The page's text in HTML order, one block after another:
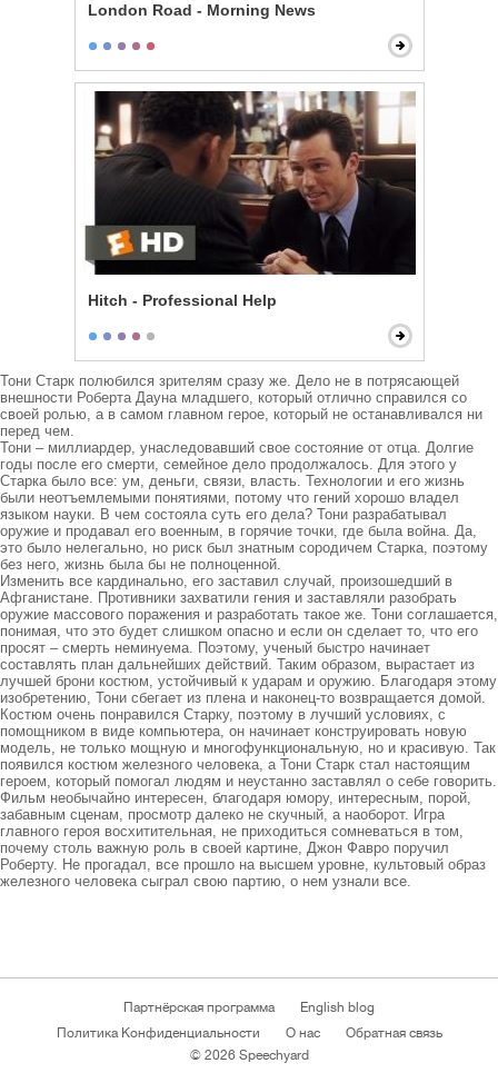
London Road - Morning News
Hitch - Professional Help
Тони Старк полюбился зрителям сразу же. Дело не в потрясающей
внешности Роберта Дауна младшего, который отлично справился со
своей ролью, а в самом главном герое, который не останавливался ни
перед чем.
Тони – миллиардер, унаследовавший свое состояние от отца. Долгие
годы после его смерти, семейное дело продолжалось. Для этого у
Старка было все: ум, деньги, связи, власть. Технологии и его жизнь
были неотъемлемыми понятиями, потому что гений хорошо владел
языком науки. В чем состояла суть его дела? Тони разрабатывал
оружие и продавал его военным, в горячие точки, где была война. Да,
это было нелегально, но риск был знатным сородичем Старка, поэтому
без него, жизнь была бы не полноценной.
Изменить все кардинально, его заставил случай, произошедший в
Афганистане. Противники захватили гения и заставляли разобрать
оружие массового поражения и разработать такое же. Тони соглашается,
понимая, что это будет слишком опасно и если он сделает то, что его
просят – смерть неминуема. Поэтому, ученый быстро начинает
составлять план дальнейших действий. Таким образом, вырастает из
лучшей брони костюм, устойчивый к ударам и оружию. Благодаря этому
изобретению, Тони сбегает из плена и наконец-то возвращается домой.
Костюм очень понравился Старку, поэтому в лучший условиях, с
помощником в виде компьютера, он начинает конструировать новую
модель, не только мощную и многофункциональную, но и красивую. Так
появился костюм железного человека, а Тони Старк стал настоящим
героем, который помогал людям и неустанно заставлял о себе говорить.
Фильм необычайно интересен, благодаря юмору, интересным, порой,
забавным сценам, просмотр далеко не скучный, а наоборот. Игра
главного героя восхитительная, не приходиться сомневаться в том,
почему столь важную роль в своей картине, Джон Фавро поручил
Роберту. Не прогадал, все прошло на высшем уровне, культовый образ
Партнёрская программа
English blog
Политика Конфиденциальности
О нас
Обратная связь
© 2026 Speechyard